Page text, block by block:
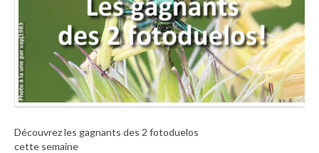
Découvrez les gagnants des 2 fotoduelos
cette semaine